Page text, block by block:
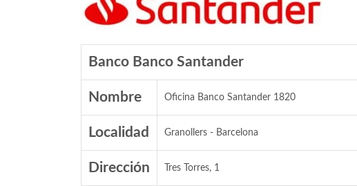
Banco Banco Santander
Nombre Oficina Banco Santander 1820
Localidad Granollers - Barcelona
Dirección Tres Torres, 1